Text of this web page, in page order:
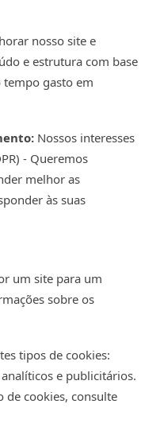
nosso site e
e estrutura com base
tempo gasto em
Nossos interesses
- Queremos
melhor as
às suas
um site para um
sobre os
tipos de cookies:
e publicitários.
de cookies, consulte